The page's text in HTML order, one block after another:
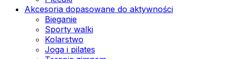
Akcesoria dopasowane do aktywności
Bieganie
Sporty walki
Kolarstwo
Joga i pilates